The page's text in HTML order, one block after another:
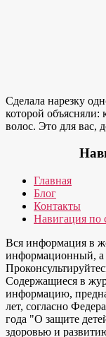
Сделала нарезку
которой объясняли:
волос. Это для вас,
Главная
Блог
Контакты
Навигация по
Вся информация в
информационный, а
Содержащиеся в
информацию,
лет, согласно
года "О защите
здоровью и